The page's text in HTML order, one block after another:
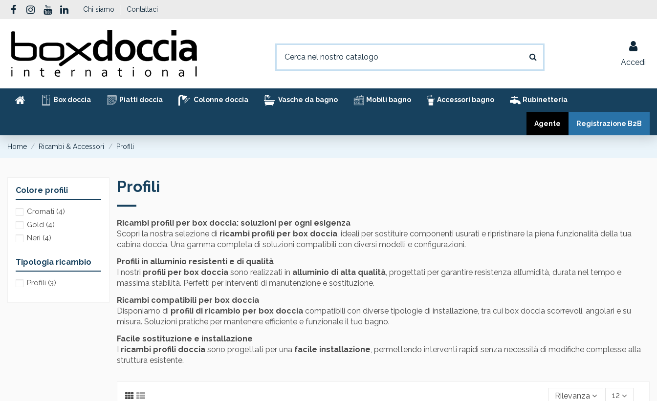
Chi siamo Contattaci
Accedi
Box doccia Piatti doccia Colonne doccia Vasche da bagno Mobili bagno Accessori bagno Rubinetteria
Registrazione B2B
Agente
Home Ricambi & Accessori Profili
Profili
Ricambi profili per box doccia: soluzioni per ogni esigenza
Scopri la nostra selezione di ricambi profili per box doccia, ideali per sostituire componenti usurati e ripristinare la piena funzionalità della tua
cabina doccia. Una gamma completa di soluzioni compatibili con diversi modelli e configurazioni.
Profili in alluminio resistenti e di qualità
I nostri profili per box doccia sono realizzati in alluminio di alta qualità, progettati per garantire resistenza all’umidità, durata nel tempo e
massima stabilità. Perfetti per interventi di manutenzione e sostituzione.
Ricambi compatibili per box doccia
Disponiamo di profili di ricambio per box doccia compatibili con diverse tipologie di installazione, tra cui box doccia scorrevoli, angolari e su
misura. Soluzioni pratiche per mantenere efficiente e funzionale il tuo bagno.
Facile sostituzione e installazione
I ricambi profili doccia sono progettati per una facile installazione , permettendo interventi rapidi senza necessità di modifiche complesse alla
struttura esistente.
Rilevanza 12
Colore profili
Cromati (4)
Gold (4)
Neri (4)
Tipologia ricambio
Profili (3)